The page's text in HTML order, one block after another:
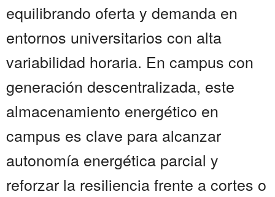
equilibrando oferta y demanda en
entornos universitarios con alta
variabilidad horaria. En campus con
generación descentralizada, este
almacenamiento energético en
campus es clave para alcanzar
autonomía energética parcial y
reforzar la resiliencia frente a cortes o